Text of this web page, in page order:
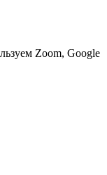
Zoom, Google